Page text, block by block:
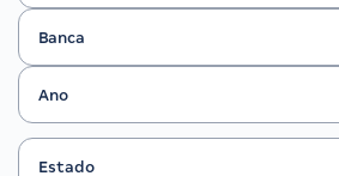
Banca
Banca
Ano
Ano
Filtrar por Estado
Estado
Estado